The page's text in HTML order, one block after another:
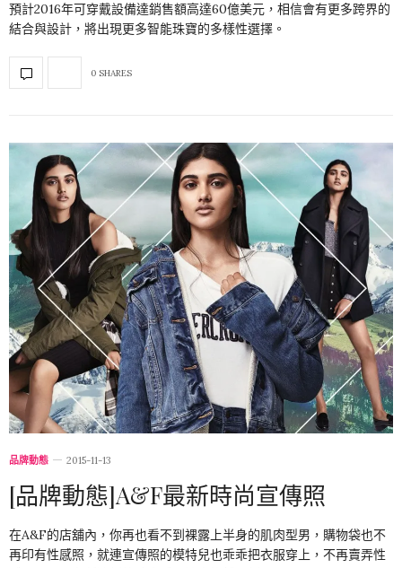
預計2016年可穿戴設備達銷售額高達60億美元，相信會有更多跨界的
結合與設計，將出現更多智能珠寶的多樣性選擇。
0 SHARES
品牌動態 2015-11-13
[品牌動態]A&F最新時尚宣傳照
在A&F的店舖內，你再也看不到裸露上半身的肌肉型男，購物袋也不
再印有性感照，就連宣傳照的模特兒也乖乖把衣服穿上，不再賣弄性